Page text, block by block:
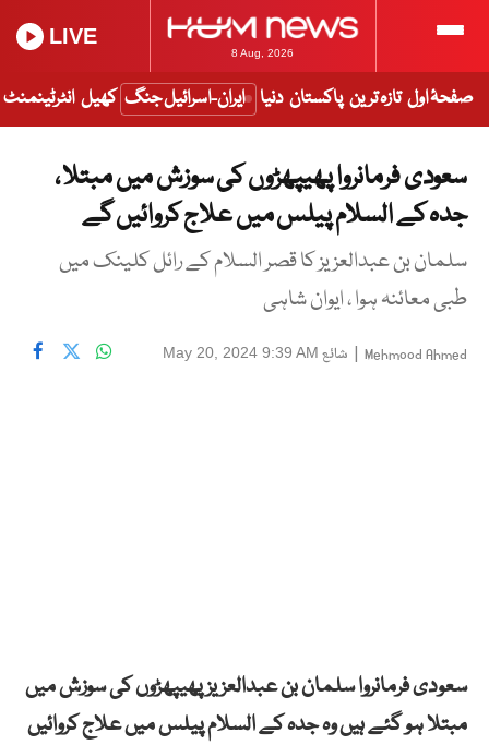
8 Aug, 2026
LIVE
صفحۂ اول تازہ ترین پاکستان دنیا ایران-اسرائیل جنگ کھیل انٹرٹینمنٹ
سعودی فرمانروا پھیپھڑوں کی سوزش میں مبتلا ،
جدہ کے السلام پیلس میں علاج کروائیں گے
سلمان بن عبدالعزیز کا قصر السلام کے رائل کلینک میں
طبی معائنہ ہوا ، ایوان شاہی
Mehmood Ahmed
| شائع May 20, 2024 9:39 AM
سعودی فرمانروا سلمان بن عبدالعزیز پھیپھڑوں کی سوزش میں
مبتلا ہو گئے ہیں وہ جدہ کے السلام پیلس میں علاج کروائیں